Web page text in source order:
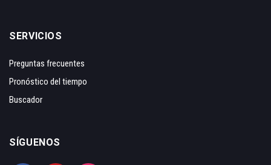
SERVICIOS
Preguntas frecuentes
Pronóstico del tiempo
Buscador
SÍGUENOS